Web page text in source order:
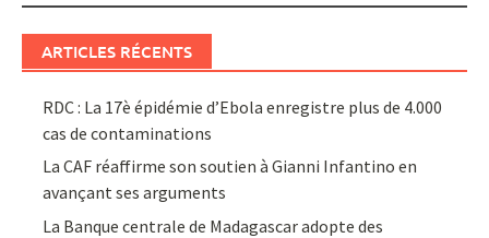
ARTICLES RÉCENTS
RDC : La 17è épidémie d’Ebola enregistre plus de 4.000
cas de contaminations
La CAF réaffirme son soutien à Gianni Infantino en
avançant ses arguments
La Banque centrale de Madagascar adopte des